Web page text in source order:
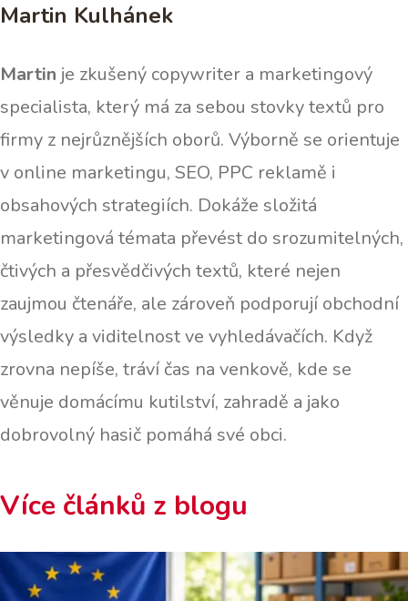
Martin Kulhánek
Martin je zkušený copywriter a marketingový
specialista, který má za sebou stovky textů pro
firmy z nejrůznějších oborů. Výborně se orientuje
v online marketingu, SEO, PPC reklamě i
obsahových strategiích. Dokáže složitá
marketingová témata převést do srozumitelných,
čtivých a přesvědčivých textů, které nejen
zaujmou čtenáře, ale zároveň podporují obchodní
výsledky a viditelnost ve vyhledávačích. Když
zrovna nepíše, tráví čas na venkově, kde se
věnuje domácímu kutilství, zahradě a jako
dobrovolný hasič pomáhá své obci.
Více článků z blogu